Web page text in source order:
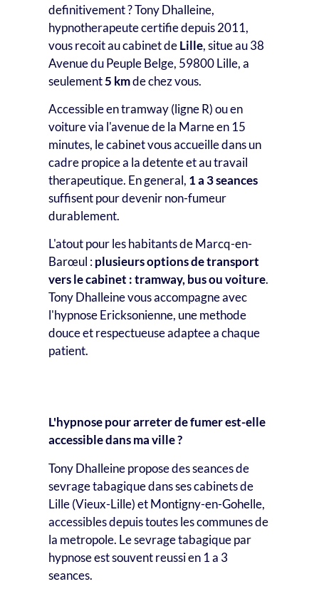
definitivement ? Tony Dhalleine,
hypnotherapeute certifie depuis 2011,
vous recoit au cabinet deLille, situe au 38
Avenue du Peuple Belge, 59800 Lille, a
seulement5 kmde chez vous.
Accessible en tramway (ligne R) ou en
voiture via l'avenue de la Marne en 15
minutes, le cabinet vous accueille dans un
cadre propice a la detente et au travail
therapeutique. En general, 1 a 3 seances
suffisent pour devenir non-fumeur
durablement.
L'atout pour les habitants de Marcq-en-
Barœul :plusieurs options de transport
vers le cabinet : tramway, bus ou voiture.
Tony Dhalleine vous accompagne avec
l'hypnose Ericksonienne, une methode
douce et respectueuse adaptee a chaque
patient.
L'hypnose pour arreter de fumer est-elle
accessible dans ma ville ?
Tony Dhalleine propose des seances de
sevrage tabagique dans ses cabinets de
Lille (Vieux-Lille) et Montigny-en-Gohelle,
accessibles depuis toutes les communes de
la metropole. Le sevrage tabagique par
hypnose est souvent reussi en 1 a 3
seances.